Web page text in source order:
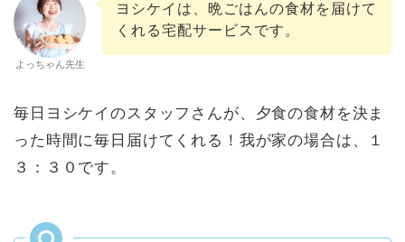
よっちゃん先生
ヨシケイは、晩ごはんの食材を届けて
くれる宅配サービスです。
毎日ヨシケイのスタッフさんが、夕食の食材を決ま
った時間に毎日届けてくれる！我が家の場合は、１
３：３０です。